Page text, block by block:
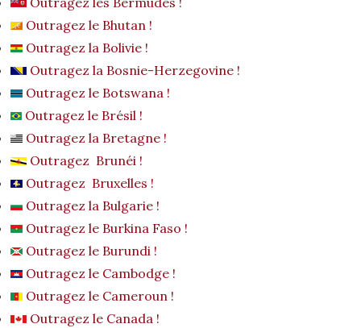
Outragez le Bhutan !
Outragez la Bolivie !
Outragez la Bosnie-Herzegovine !
Outragez le Botswana !
Outragez le Brésil !
Outragez la Bretagne !
Outragez Brunéi !
Outragez Bruxelles !
Outragez la Bulgarie !
Outragez le Burkina Faso !
Outragez le Burundi !
Outragez le Cambodge !
Outragez le Cameroun !
Outragez le Canada !